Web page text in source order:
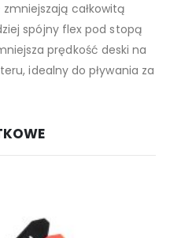
zmniejszają całkowitą
spójny flex pod stopą
prędkość deski na
idealny do pływania za